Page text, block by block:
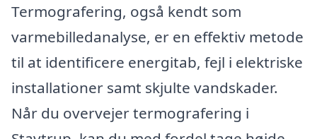
Termografering, også kendt som
varmebilledanalyse, er en effektiv metode
til at identificere energitab, fejl i elektriske
installationer samt skjulte vandskader.
Når du overvejer termografering i